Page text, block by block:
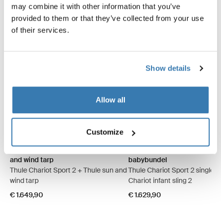
may combine it with other information that you’ve
provided to them or that they’ve collected from your use
of their services.
Show details
Allow all
Customize
Thule Chariot Sport 2 met Thule sun
and wind tarp
Thule Chariot Sport 2 + Thule sun and
wind tarp
€ 1.649,90
Thule Chariot Sport 2 single
babybundel
Thule Chariot Sport 2 single
Chariot infant sling 2
€ 1.629,90